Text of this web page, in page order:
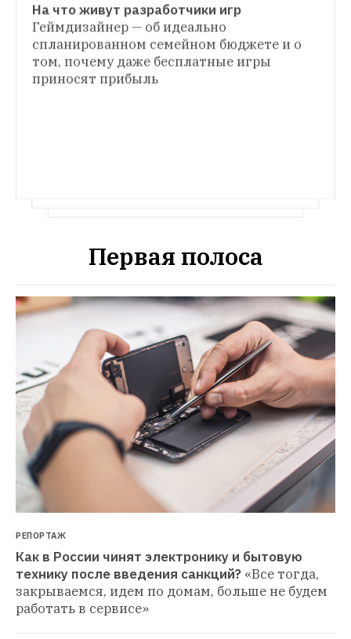
БЕСИТ
Реклама крутится, бабки мутятся: С какой
стати «Мегафон» вставляет рекламу мне
Как лучше расплачиваться картой за
рубежом? Вместе с экспертом
разбираемся в тонкостях конвертации
валют и выясняем, какую карту лучше
На что живут разработчики игр
Геймдизайнер — об идеально
спланированном семейном бюджете и о
том, почему даже бесплатные игры
приносят прибыль
Первая полоса
РЕПОРТАЖ
Как в России чинят электронику и бытовую
технику после введения санкций? «Все тогда,
закрываемся, идем по домам, больше не будем
работать в сервисе»